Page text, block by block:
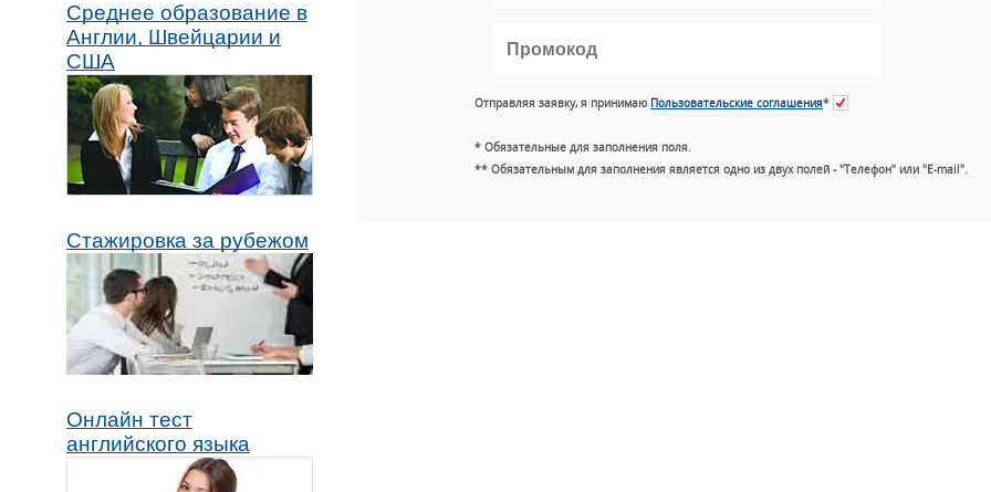
Среднее образование в
Англии, Швейцарии и
США
Стажировка за рубежом
Онлайн тест
английского языка
Отправляя заявку, я принимаю Пользовательские соглашения*
* Обязательные для заполнения поля.
** Обязательным для заполнения является одно из двух полей - "Телефон" или "E-mail".